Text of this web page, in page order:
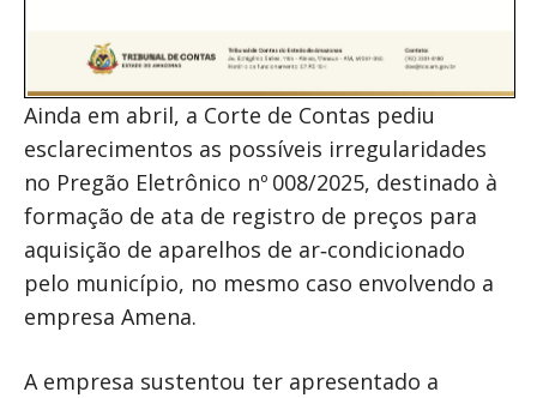
Ainda em abril, a Corte de Contas pediu
esclarecimentos as possíveis irregularidades
no Pregão Eletrônico nº 008/2025, destinado à
formação de ata de registro de preços para
aquisição de aparelhos de ar‑condicionado
pelo município, no mesmo caso envolvendo a
empresa Amena.
A empresa sustentou ter apresentado a